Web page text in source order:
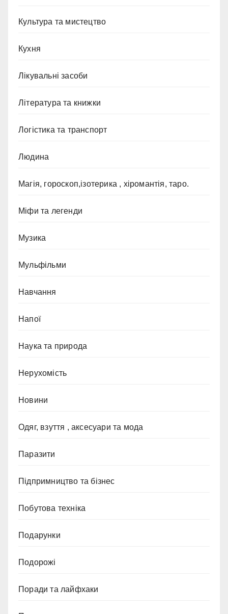
Культура та мистецтво
Кухня
Лікувальні засоби
Література та книжки
Логістика та транспорт
Людина
Магія, гороскоп,ізотерика , хіромантія, таро.
Міфи та легенди
Музика
Мульфільми
Навчання
Напої
Наука та природа
Нерухомість
Новини
Одяг, взуття , аксесуари та мода
Паразити
Підпримництво та бізнес
Побутова техніка
Подарунки
Подорожі
Поради та лайфхаки